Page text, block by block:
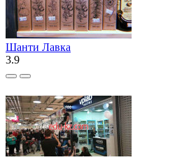
Шанти Лавка
3.9